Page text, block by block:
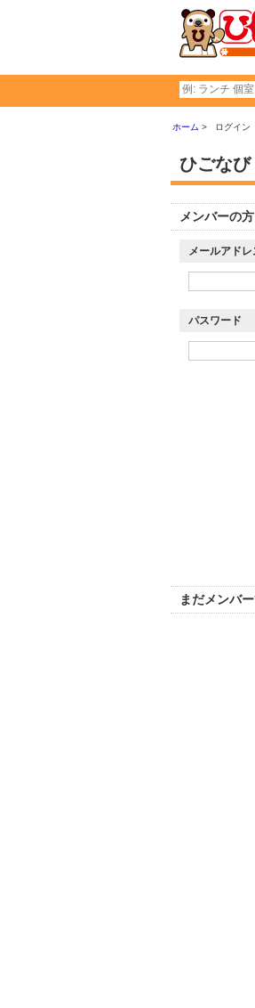
ホーム ログイン
ひごな
メンバーの方
メールアドレ
パスワード
まだメンバ